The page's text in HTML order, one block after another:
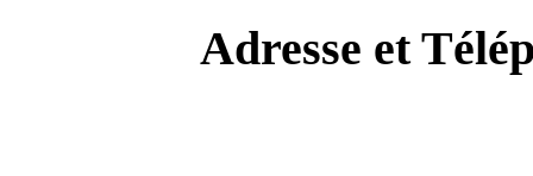
Adresse et